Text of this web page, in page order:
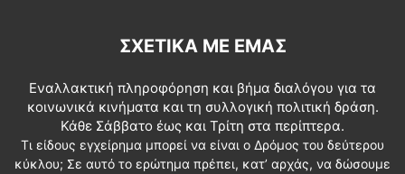
ΣΧΕΤΙΚΆ ΜΕ ΕΜΆΣ
Εναλλακτική πληροφόρηση και βήμα διαλόγου για τα
κοινωνικά κινήματα και τη συλλογική πολιτική δράση.
Κάθε Σάββατο έως και Τρίτη στα περίπτερα.
Τι είδους εγχείρημα μπορεί να είναι ο Δρόμος του δεύτερου
κύκλου; Σε αυτό το ερώτημα πρέπει, κατ’ αρχάς, να δώσουμε